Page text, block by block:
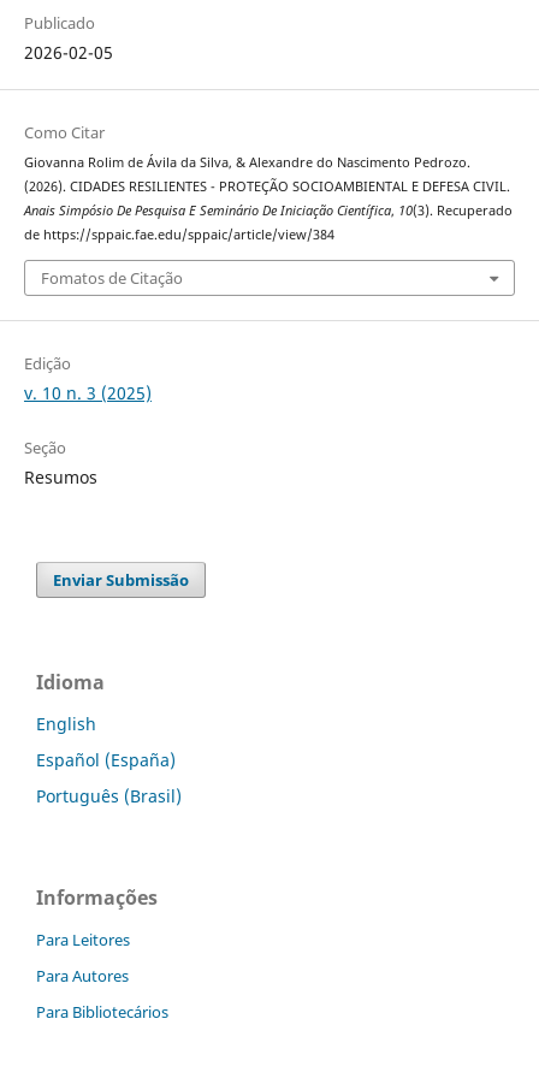
Publicado
2026-02-05
Como Citar
Giovanna Rolim de Ávila da Silva, & Alexandre do Nascimento Pedrozo.
(2026). CIDADES RESILIENTES - PROTEÇÃO SOCIOAMBIENTAL E DEFESA CIVIL.
Anais Simpósio De Pesquisa E Seminário De Iniciação Científica, 10(3). Recuperado
de https://sppaic.fae.edu/sppaic/article/view/384
Fomatos de Citação
Edição
v. 10 n. 3 (2025)
Seção
Resumos
Enviar Submissão
Idioma
English
Español (España)
Português (Brasil)
Informações
Para Leitores
Para Autores
Para Bibliotecários